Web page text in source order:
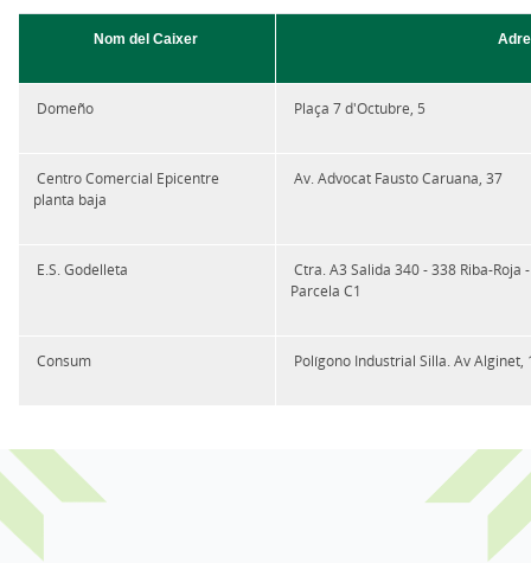
Nom del Caixer
Domeño Plaça 7 d'Octubre, 5
Centro Comercial Epicentre
planta baja
Av. Advocat Fausto Caruana, 37
E.S. Godelleta
Ctra. A3 Salida 340 - 338 Riba-Roja
Parcela C1
Consum Polígono Industrial Silla. Av Alginet,